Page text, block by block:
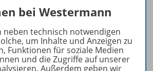
Entwicklung
Die Zeitschrift erscheint als
Print- und als digitale Version.
Beiträge und Materialien
bei Westermann
neben technisch notwendigen
um Inhalte und Anzeigen zu
Funktionen für soziale Medien
und die Zugriffe auf unserer
Außerdem geben wir